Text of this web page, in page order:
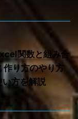
関数と組み合
作り方のやり方
方を解説